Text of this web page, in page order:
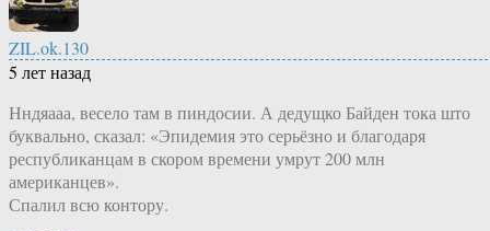
ZIL.ok.130
5 лет назад
Нндяааа, весело там в пиндосии. А дедущко Байден тока што
буквально, сказал: «Эпидемия это серьёзно и благодаря
республиканцам в скором времени умрут 200 млн
американцев».
Спалил всю контору.